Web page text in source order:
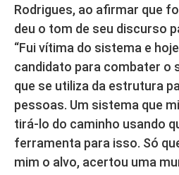
Rodrigues, ao afirmar que
deu o tom de seu discurso
“Fui vítima do sistema e
candidato para combater o
que se utiliza da estrutura
pessoas. Um sistema que
tirá-lo do caminho usando
ferramenta para isso. Só
mim o alvo, acertou uma